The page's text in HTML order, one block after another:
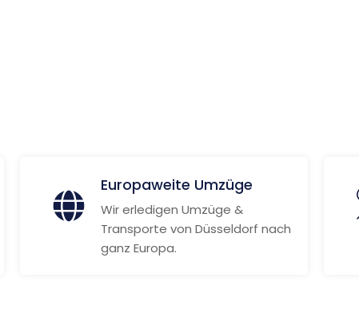
Europaweite Umzüge
Wir erledigen Umzüge &
Transporte von Düsseldorf nach
ganz Europa.